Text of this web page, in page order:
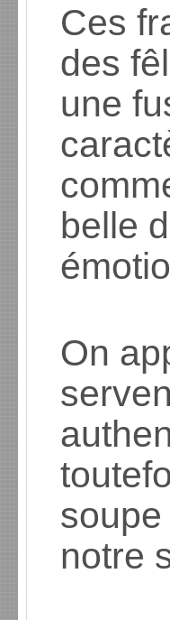
Ces
des
une
belle
On
notre